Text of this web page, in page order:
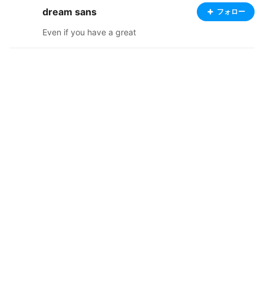
dream sans フォロー
Even if you have a great